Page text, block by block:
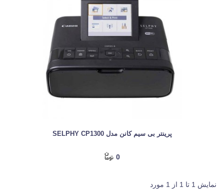
پرینتر بی سیم کانن مدل SELPHY CP1300
0
نمایش 1 تا 1 از 1 مورد